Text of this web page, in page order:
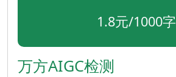
1.8元/1000字
万方AIGC检测